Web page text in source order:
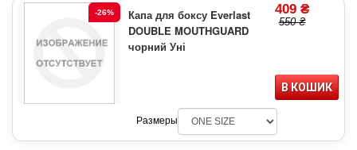
-26%
Капа для боксу Everlast
DOUBLE MOUTHGUARD
чорний Уні
409 ₴
550 ₴
В КОШИК
Размеры